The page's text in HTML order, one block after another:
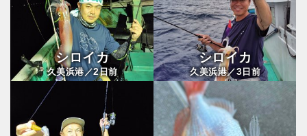
シロイカ
久美浜港／2日前
シロイカ
久美浜港／3 日前